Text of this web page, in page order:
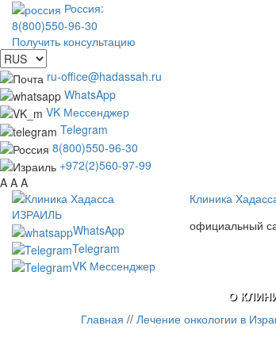
Россия:
8(800)550-96-30
Получить консультацию
ru-office@hadassah.ru
WhatsApp
VK Мессенджер
Telegram
8(800)550-96-30
+972(2)560-97-99
A A A
WhatsApp
Telegram
VK Мессенджер
Клиника
официальный
О
Главная // Лечение онкологии в